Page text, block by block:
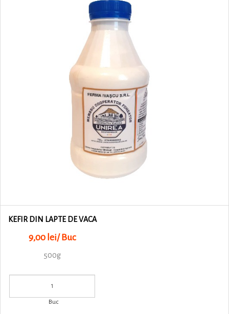
KEFIR DIN LAPTE DE VACA
9,00 lei/ Buc
500g
Buc